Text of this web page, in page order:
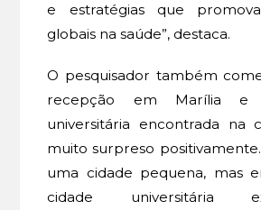
e estratégias que
globais na saúde”, destaca.
O pesquisador também
recepção em Marília e
universitária encontrada na
muito surpreso
uma cidade pequena, mas
cidade universitária